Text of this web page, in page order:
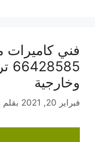
فني كاميرات
وخارجية
فبراير 20, 2021 بقلم